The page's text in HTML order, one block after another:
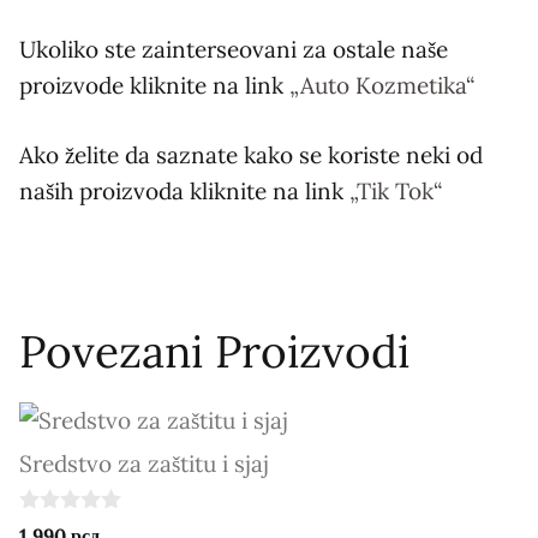
Ukoliko ste zainterseovani za ostale naše
proizvode kliknite na link „Auto Kozmetika“
Ako želite da saznate kako se koriste neki od
naših proizvoda kliknite na link „Tik Tok“
Povezani Proizvodi
Sredstvo za zaštitu i sjaj
0